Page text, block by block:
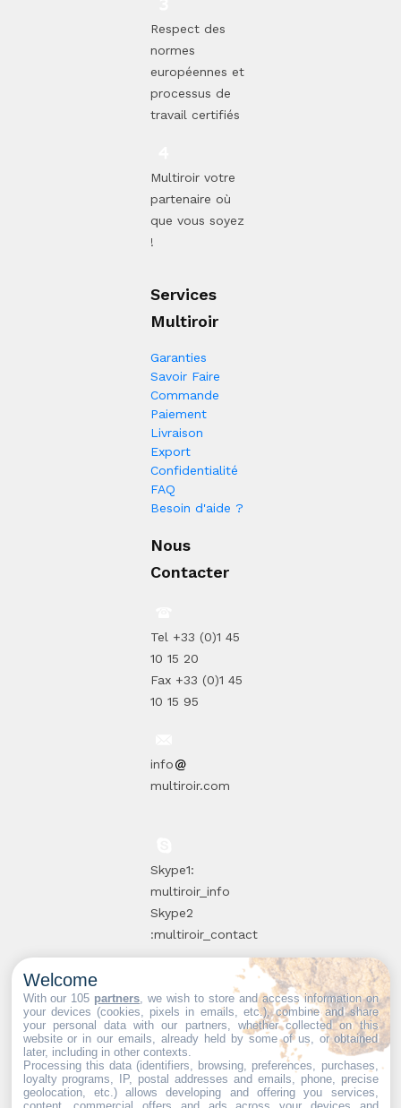
Respect des
normes
européennes et
processus de
travail certifiés
Multiroir votre
partenaire où
que vous soyez
!
Services
Multiroir
Garanties
Savoir Faire
Commande
Paiement
Livraison
Export
Confidentialité
FAQ
Besoin d'aide ?
Nous
Contacter
Tel +33 (0)1 45
10 15 20
Fax +33 (0)1 45
10 15 95
info
multiroir.com
Skype1:
multiroir_info
Skype2
:multiroir_contact
10, route de
Brie-Comte-
Robert
94520 Périgny-
sur-Yerres
Welcome
With our 105 partners , we wish to store and access information on
your devices (cookies, pixels in emails, etc.), combine and share
your personal data with our partners, whether collected on this
website or in our emails, already held by some of us, or obtained
later, including in other contexts.
Processing this data (identifiers, browsing, preferences, purchases,
loyalty programs, IP, postal addresses and emails, phone, precise
geolocation, etc.) allows developing and offering you services,
content, commercial offers and ads across your devices and